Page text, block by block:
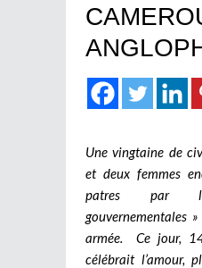
Une vingtaine de
et deux femmes
patres par
gouvernementales
armée. Ce jour,
célébrait l’amour,